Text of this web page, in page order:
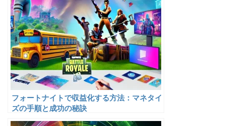
フォートナイトで収益化する方法：マネタイ
ズの手順と成功の秘訣